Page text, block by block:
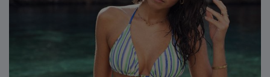
Vêtements marins haut de gamme
Découvrez des maillots pour tous les âges,
avec des modèles assortis mère-fille.